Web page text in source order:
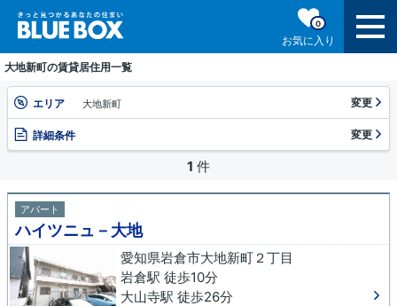
お気に入り
0
大地新町の賃貸居住用一覧
エリア 大地新町 変更
詳細条件 変更
1 件
アパート
ハイツニュ－大地
愛知県岩倉市大地新町２丁目
岩倉駅 徒歩10分
大山寺駅 徒歩26分